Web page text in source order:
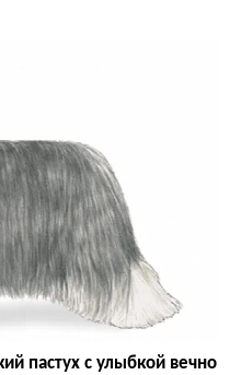
пастух с улыбкой вечно